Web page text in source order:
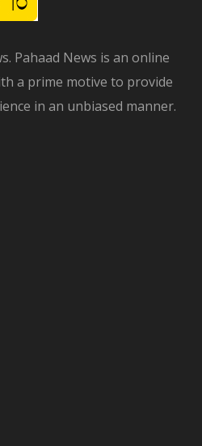
Pahaad News is an online
a prime motive to provide
in an unbiased manner.